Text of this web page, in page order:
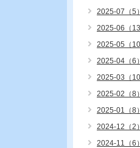
2025-07（5）
2025-06（13
2025-05（10
2025-04（6）
2025-03（10
2025-02（8）
2025-01（8）
2024-12（2）
2024-11（6）